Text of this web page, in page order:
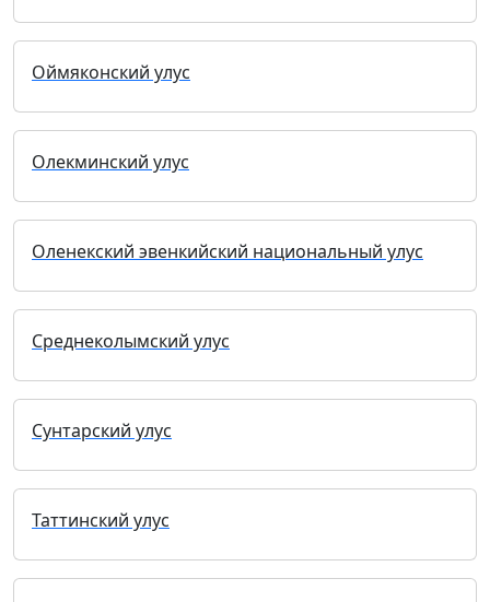
Оймяконский улус
Олекминский улус
Оленекский эвенкийский национальный улус
Среднеколымский улус
Сунтарский улус
Таттинский улус